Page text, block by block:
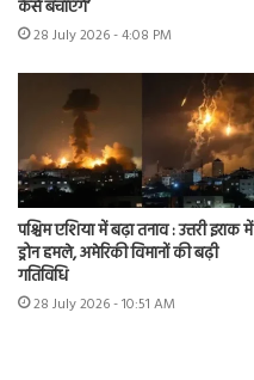
कैसे बचाएंगे’
28 July 2026 - 4:08 PM
पश्चिम एशिया में बढ़ा तनाव : उत्तरी इराक में
ड्रोन हमले, अमेरिकी विमानों की बढ़ी
गतिविधि
28 July 2026 - 10:51 AM